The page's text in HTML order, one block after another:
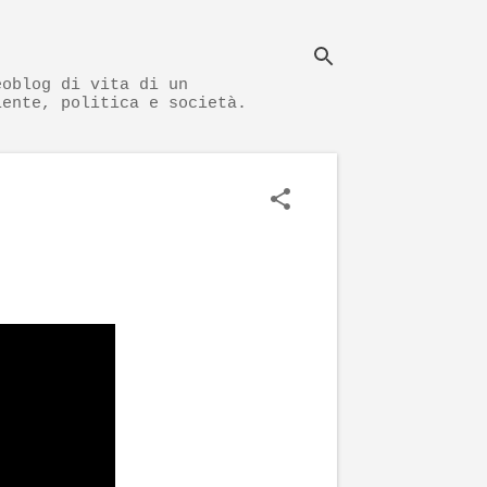
di vita di un
politica e società.